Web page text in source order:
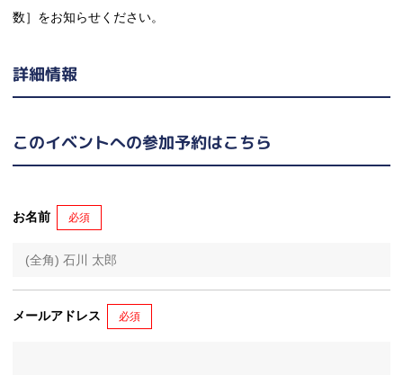
数］をお知らせください。
詳細情報
このイベントへの参加予約はこちら
お名前 必須
メールアドレス 必須